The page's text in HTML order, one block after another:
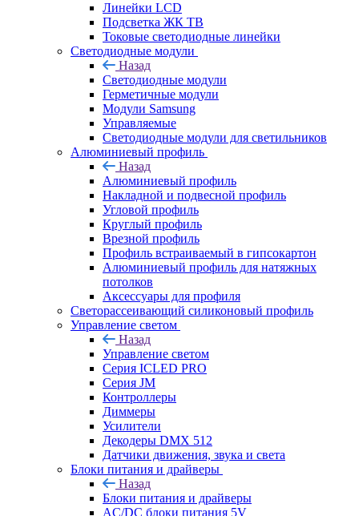
Линейки LCD
Подсветка ЖК ТВ
Токовые светодиодные линейки
Светодиодные модули
Назад
Светодиодные модули
Герметичные модули
Модули Samsung
Управляемые
Светодиодные модули для светильников
Алюминиевый профиль
Назад
Алюминиевый профиль
Накладной и подвесной профиль
Угловой профиль
Круглый профиль
Врезной профиль
Профиль встраиваемый в гипсокартон
Алюминиевый профиль для натяжных
потолков
Аксессуары для профиля
Светорассеивающий силиконовый профиль
Управление светом
Назад
Управление светом
Серия ICLED PRO
Серия JM
Контроллеры
Диммеры
Усилители
Декодеры DMX 512
Датчики движения, звука и света
Блоки питания и драйверы
Назад
Блоки питания и драйверы
AC/DC блоки питания 5V